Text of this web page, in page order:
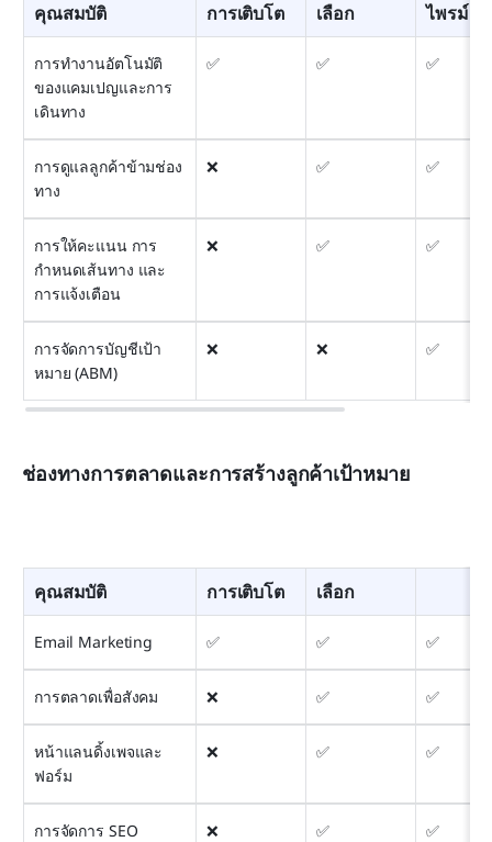
คุณสมบัติ การเติบโต เลือก ไพรม์
การทำงานอัตโนมัติ
ของแคมเปญและการ
เดินทาง
✅ ✅ ✅
การดูแลลูกค้าข้ามช่อง
ทาง
❌ ✅ ✅
การให้คะแนน การ
กำหนดเส้นทาง และ
การแจ้งเตือน
❌ ✅ ✅
การจัดการบัญชีเป้า
หมาย (ABM)
❌ ❌ ✅
ช่องทางการตลาดและการสร้างลูกค้าเป้าหมาย
คุณสมบัติ การเติบโต เลือก
Email Marketing ✅ ✅ ✅
การตลาดเพื่อสังคม ❌ ✅ ✅
หน้าแลนดิ้งเพจและ
ฟอร์ม
❌ ✅ ✅
การจัดการ SEO ❌ ✅ ✅